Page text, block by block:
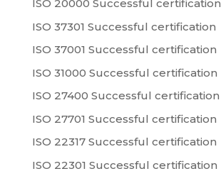
ISO 20000 Successful certification
ISO 37301 Successful certification
ISO 37001 Successful certification
ISO 31000 Successful certification
ISO 27400 Successful certification
ISO 27701 Successful certification
ISO 22317 Successful certification
ISO 22301 Successful certification